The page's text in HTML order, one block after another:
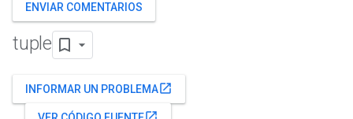
ENVIAR COMENTARIOS
tuple
INFORMAR UN PROBLEMAopen_in_new